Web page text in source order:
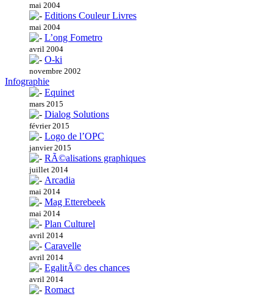
mai 2004
Editions Couleur Livres
mai 2004
L’ong Fometro
avril 2004
O-ki
novembre 2002
Infographie
Equinet
mars 2015
Dialog Solutions
février 2015
Logo de l’OPC
janvier 2015
RÃ©alisations graphiques
juillet 2014
Arcadia
mai 2014
Mag Etterebeek
mai 2014
Plan Culturel
avril 2014
Caravelle
avril 2014
EgalitÃ© des chances
avril 2014
Romact